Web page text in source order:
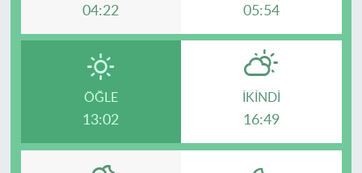
04:22 05:54
ÖĞLE
13:02
İKINDI
16:49